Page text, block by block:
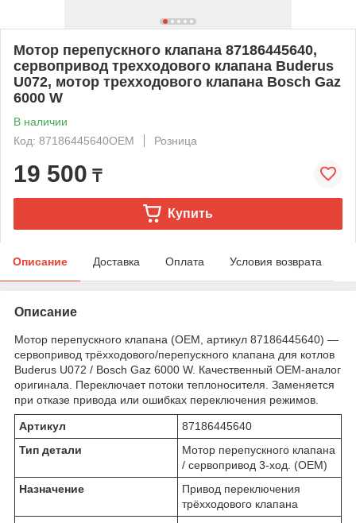
Мотор перепускного клапана 87186445640,
сервопривод трехходового клапана Buderus
U072, мотор трехходового клапана Bosch Gaz
6000 W
В наличии
Код: 87186445640OEM
Розница
19 500 ₸
Купить
Описание Доставка Оплата Условия возврата
Описание
Мотор перепускного клапана (OEM, артикул 87186445640) —
сервопривод трёхходового/перепускного клапана для котлов
Buderus U072 / Bosch Gaz 6000 W. Качественный OEM-аналог
оригинала. Переключает потоки теплоносителя. Заменяется
при отказе привода или ошибках переключения режимов.
Артикул
87186445640
Тип детали
Мотор перепускного клапана
/ сервопривод 3-ход. (OEM)
Назначение
Привод переключения
трёхходового клапана